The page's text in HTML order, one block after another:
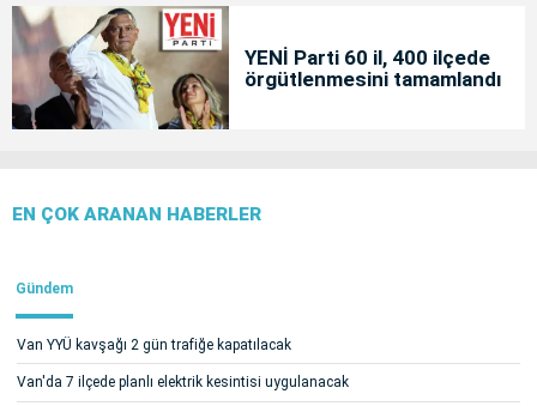
YENİ Parti 60 il, 400 ilçede
örgütlenmesini tamamlandı
EN ÇOK ARANAN HABERLER
Gündem
Van YYÜ kavşağı 2 gün trafiğe kapatılacak
Van'da 7 ilçede planlı elektrik kesintisi uygulanacak